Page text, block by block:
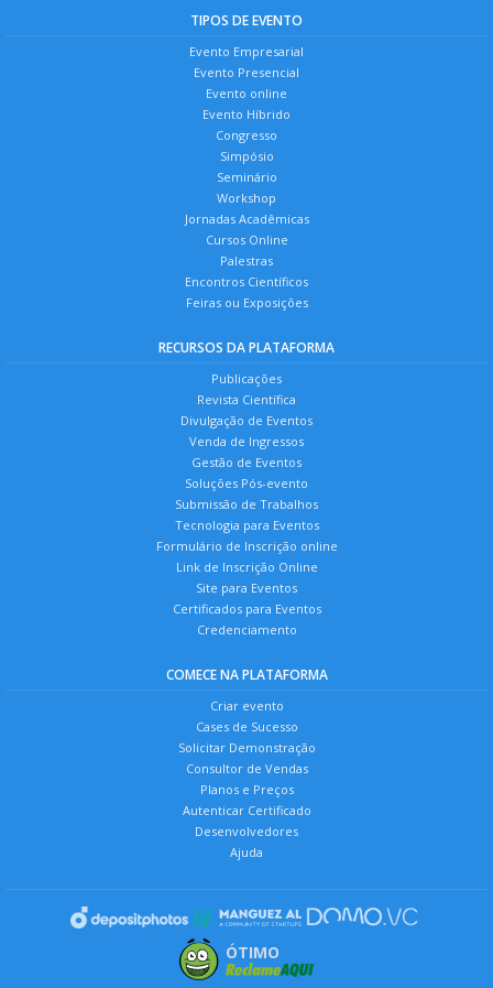
TIPOS DE EVENTO
Evento Empresarial
Evento Presencial
Evento online
Evento Híbrido
Congresso
Simpósio
Seminário
Workshop
Jornadas Acadêmicas
Cursos Online
Palestras
Encontros Científicos
Feiras ou Exposições
RECURSOS DA PLATAFORMA
Publicações
Revista Científica
Divulgação de Eventos
Venda de Ingressos
Gestão de Eventos
Soluções Pós-evento
Submissão de Trabalhos
Tecnologia para Eventos
Formulário de Inscrição online
Link de Inscrição Online
Site para Eventos
Certificados para Eventos
Credenciamento
COMECE NA PLATAFORMA
Criar evento
Cases de Sucesso
Solicitar Demonstração
Consultor de Vendas
Planos e Preços
Autenticar Certificado
Desenvolvedores
Ajuda
ÓTIMO